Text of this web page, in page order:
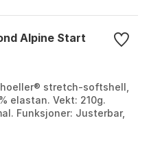
Alpine Start
stretch-softshell,
elastan. Vekt: 210g.
Funksjoner: Justerbar,